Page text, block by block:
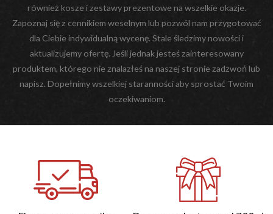
również kosze i zestawy prezentowe na wszelkie okazje.
Zapoznaj się z cennikiem weselnym lub pozwól nam przygotować
dla Ciebie indywidualną wycenę. Stale śledzimy nowości i
aktualizujemy ofertę. Jeśli jednak jesteś zainteresowany
produktem, którego nie znalazłeś na naszej stronie zadzwoń lub
napisz. Dopełnimy wszelkiej staranności aby sprostać Twoim
oczekiwaniom.